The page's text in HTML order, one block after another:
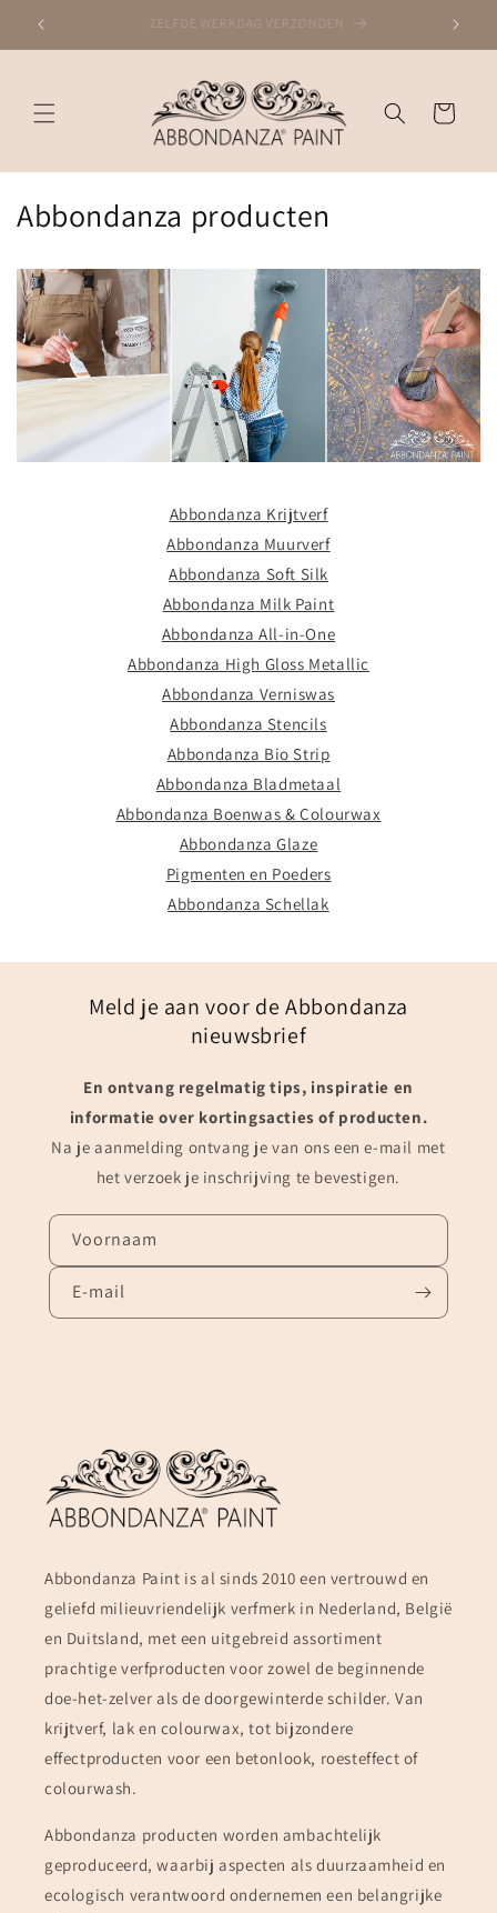
naar de
DESKUNDIG ADVIES, 30+ JAAR ERVARING
Winkelwagen
Abbondanza producten
Abbondanza Krijtverf
Abbondanza Muurverf
Abbondanza Soft Silk
Abbondanza Milk Paint
Abbondanza All-in-One
Abbondanza High Gloss Metallic
Abbondanza Verniswas
Abbondanza Stencils
Abbondanza Bio Strip
Abbondanza Bladmetaal
Abbondanza Boenwas & Colourwax
Abbondanza Glaze
Pigmenten en Poeders
Abbondanza Schellak
Meld je aan voor de Abbondanza
nieuwsbrief
En ontvang regelmatig tips, inspiratie en
informatie over kortingsacties of producten.
Na je aanmelding ontvang je van ons een e-mail met
het verzoek je inschrijving te bevestigen.
Voornaam
E‑mail
Abbondanza Paint is al sinds 2010 een vertrouwd en
geliefd milieuvriendelijk verfmerk in Nederland, België
en Duitsland, met een uitgebreid assortiment
prachtige verfproducten voor zowel de beginnende
doe-het-zelver als de doorgewinterde schilder. Van
krijtverf, lak en colourwax, tot bijzondere
effectproducten voor een betonlook, roesteffect of
colourwash.
Abbondanza producten worden ambachtelijk
geproduceerd, waarbij aspecten als duurzaamheid en
ecologisch verantwoord ondernemen een belangrijke